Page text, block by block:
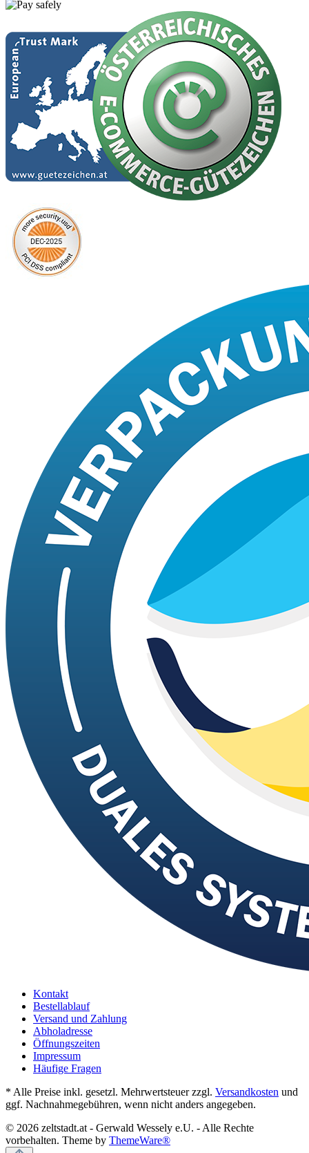
Kontakt
Bestellablauf
Versand und Zahlung
Abholadresse
Öffnungszeiten
Impressum
Häufige Fragen
* Alle Preise inkl. gesetzl. Mehrwertsteuer zzgl. Versandkosten und
ggf. Nachnahmegebühren, wenn nicht anders angegeben.
© 2026 zeltstadt.at - Gerwald Wessely e.U. - Alle Rechte
vorbehalten. Theme by ThemeWare®